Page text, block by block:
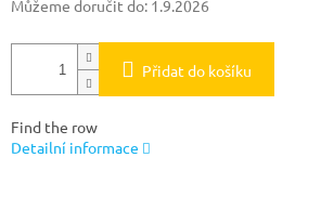
Můžeme doručit do: 1.9.2026
Přidat do košíku
Find the row
Detailní informace